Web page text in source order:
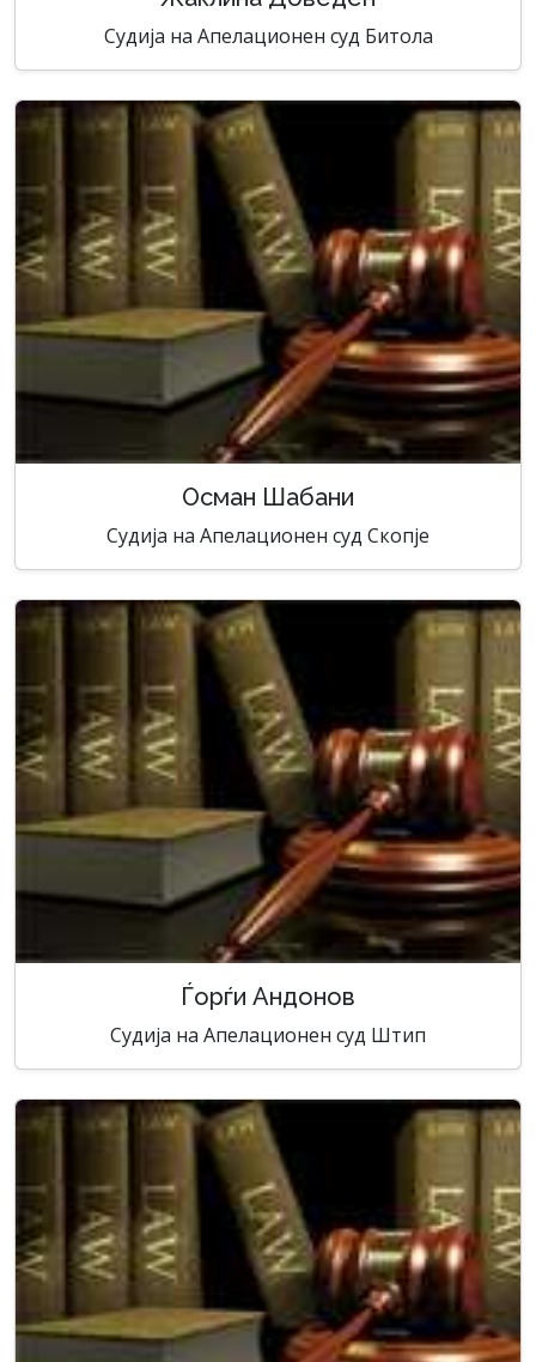
Судија на Апелационен суд Битола
Осман Шабани
Судија на Апелационен суд Скопје
Ѓорѓи Андонов
Судија на Апелационен суд Штип